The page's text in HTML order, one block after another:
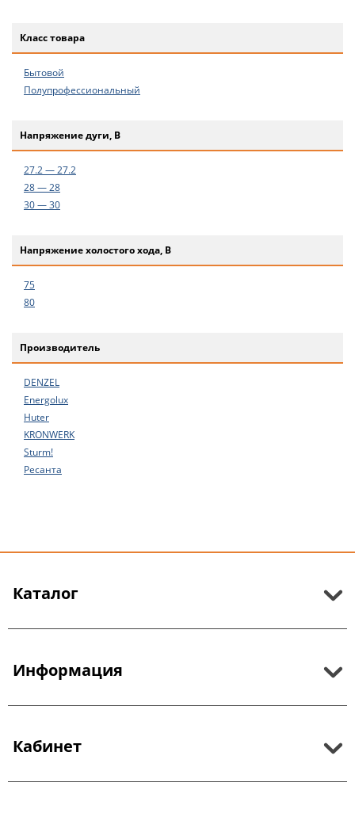
Класс товара
Бытовой
Полупрофессиональный
Напряжение дуги, В
27.2 — 27.2
28 — 28
30 — 30
Напряжение холостого хода, В
75
80
Производитель
DENZEL
Energolux
Huter
KRONWERK
Sturm!
Ресанта
Каталог
Информация
Кабинет